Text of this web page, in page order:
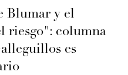
Blumar y el
riesgo": columna
es